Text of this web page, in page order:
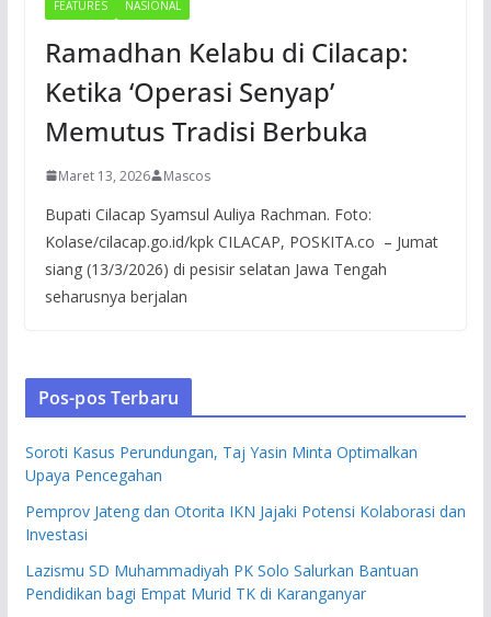
FEATURES NASIONAL
Ramadhan Kelabu di Cilacap:
Ketika ‘Operasi Senyap’
Memutus Tradisi Berbuka
Maret 13, 2026 Mascos
Bupati Cilacap Syamsul Auliya Rachman. Foto:
Kolase/cilacap.go.id/kpk CILACAP, POSKITA.co – Jumat
siang (13/3/2026) di pesisir selatan Jawa Tengah
seharusnya berjalan
Pos-pos Terbaru
Soroti Kasus Perundungan, Taj Yasin Minta Optimalkan
Upaya Pencegahan
Pemprov Jateng dan Otorita IKN Jajaki Potensi Kolaborasi dan
Investasi
Lazismu SD Muhammadiyah PK Solo Salurkan Bantuan
Pendidikan bagi Empat Murid TK di Karanganyar